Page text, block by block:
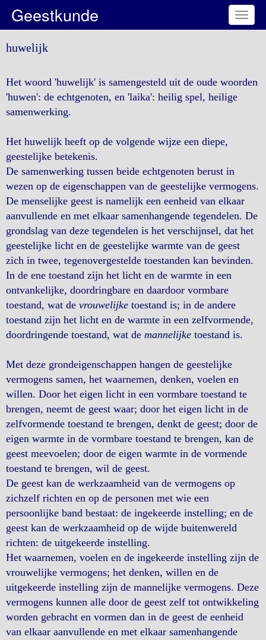
Toggle
Geestkunde
huwelijk
Het woord 'huwelijk' is samengesteld uit de oude woorden
'huwen': de echtgenoten, en 'laika': heilig spel, heilige
samenwerking.
Het huwelijk heeft op de volgende wijze een diepe,
geestelijke betekenis.
De samenwerking tussen beide echtgenoten berust in
wezen op de eigenschappen van de geestelijke vermogens.
De menselijke geest is namelijk een eenheid van elkaar
aanvullende en met elkaar samenhangende tegendelen. De
grondslag van deze tegendelen is het verschijnsel, dat het
geestelijke licht en de geestelijke warmte van de geest
zich in twee, tegenovergestelde toestanden kan bevinden.
In de ene toestand zijn het licht en de warmte in een
ontvankelijke, doordringbare en daardoor vormbare
toestand, wat de vrouwelijke toestand is; in de andere
toestand zijn het licht en de warmte in een zelfvormende,
doordringende toestand, wat de mannelijke toestand is.
Met deze grondeigenschappen hangen de geestelijke
vermogens samen, het waarnemen, denken, voelen en
willen. Door het eigen licht in een vormbare toestand te
brengen, neemt de geest waar; door het eigen licht in de
zelfvormende toestand te brengen, denkt de geest; door de
eigen warmte in de vormbare toestand te brengen, kan de
geest meevoelen; door de eigen warmte in de vormende
toestand te brengen, wil de geest.
De geest kan de werkzaamheid van de vermogens op
zichzelf richten en op de personen met wie een
persoonlijke band bestaat: de ingekeerde instelling; en de
geest kan de werkzaamheid op de wijde buitenwereld
richten: de uitgekeerde instelling.
Het waarnemen, voelen en de ingekeerde instelling zijn de
vrouwelijke vermogens; het denken, willen en de
uitgekeerde instelling zijn de mannelijke vermogens. Deze
vermogens kunnen alle door de geest zelf tot ontwikkeling
worden gebracht en vormen dan in de geest de eenheid
van elkaar aanvullende en met elkaar samenhangende